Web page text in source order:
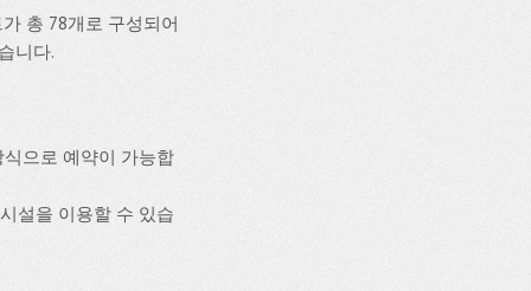
총 78개로 구성되어
니다.
으로 예약이 가능합
설을 이용할 수 있습